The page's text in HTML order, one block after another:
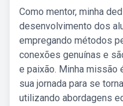
Como mentor, minha
desenvolvimento dos
empregando métodos
conexões genuínas e
e paixão. Minha missão
sua jornada para se
utilizando abordagens